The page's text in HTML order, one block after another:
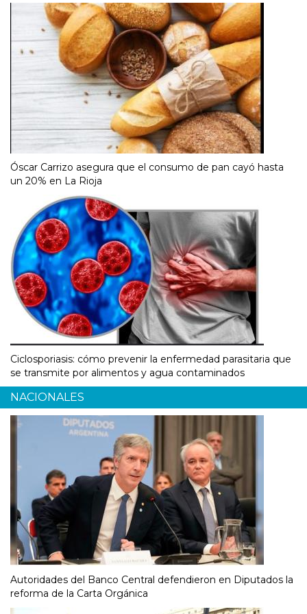
Óscar Carrizo asegura que el consumo de pan cayó hasta
un 20% en La Rioja
Ciclosporiasis: cómo prevenir la enfermedad parasitaria que
se transmite por alimentos y agua contaminados
NACIONALES
Autoridades del Banco Central defendieron en Diputados la
reforma de la Carta Orgánica